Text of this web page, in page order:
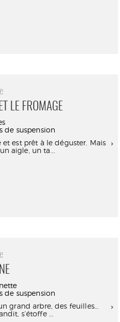
LE FROMAGE
de suspension
est prêt à le déguster. Mais
aigle, un ta...
de suspension
grand arbre, des feuilles…
s’étoffe ...